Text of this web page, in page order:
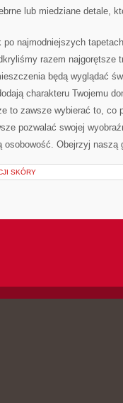
lub miedziane detale,​
najmodniejszych
razem najgorętsze
będą wyglądać
charakteru⁢ Twojemu
to zawsze ​wybierać to, co
pozwalać swojej
osobowość. Obejrzyj naszą
SKÓRY